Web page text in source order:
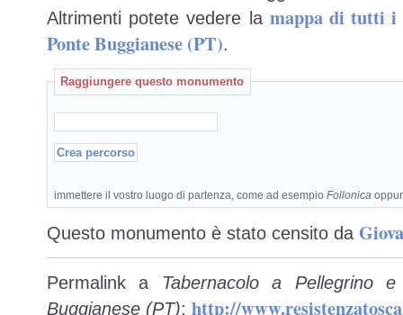
Altrimenti potete vedere la mappa di tutti i
Ponte Buggianese (PT).
Raggiungere questo monumento
immettere il vostro luogo di partenza, come ad esempio Follonica
Questo monumento è stato censito da
Permalink a Tabernacolo a Pellegrino
Buggianese (PT): http://